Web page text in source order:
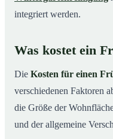
integriert werden.
Was kostet ein
Die Kosten für einen
verschiedenen Faktoren
die Größe der
und der allgemeine